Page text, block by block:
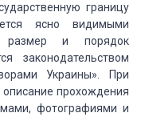
границу
ясно видимыми
размер и порядок
законодательством
Украины».
При
прохождения
фотографиями и